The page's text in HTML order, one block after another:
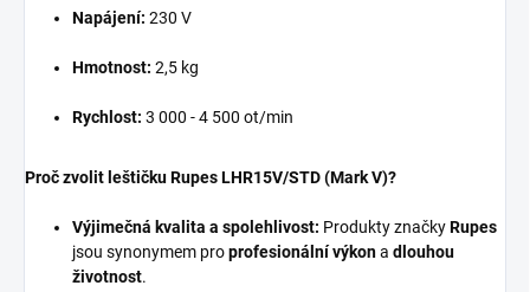
Napájení: 230 V
Hmotnost: 2,5 kg
Rychlost: 3 000 - 4 500 ot/min
Proč zvolit leštičku Rupes LHR15V/STD (Mark V)?
Výjimečná kvalita a spolehlivost: Produkty značkyRupes
jsou synonymem proprofesionální výkona dlouhou
životnost.